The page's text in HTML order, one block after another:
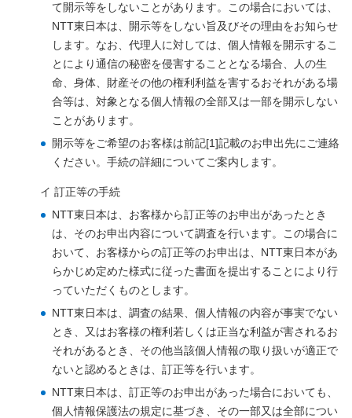
て開示等をしないことがあります。この場合においては、
NTT東日本は、開示等をしない旨及びその理由をお知らせ
します。なお、代理人に対しては、個人情報を開示するこ
とにより通信の秘密を侵害することとなる場合、人の生
命、身体、財産その他の権利利益を害するおそれがある場
合等は、対象となる個人情報の全部又は一部を開示しない
ことがあります。
開示等をご希望のお客様は前記[1]記載のお申出先にご連絡
ください。手続の詳細についてご案内します。
イ 訂正等の手続
NTT東日本は、お客様から訂正等のお申出があったとき
は、そのお申出内容について調査を行います。この場合に
おいて、お客様からの訂正等のお申出は、NTT東日本があ
らかじめ定めた様式に従った書面を提出することにより行
っていただくものとします。
NTT東日本は、調査の結果、個人情報の内容が事実でない
とき、又はお客様の権利若しくは正当な利益が害されるお
それがあるとき、その他当該個人情報の取り扱いが適正で
ないと認めるときは、訂正等を行います。
NTT東日本は、訂正等のお申出があった場合においても、
個人情報保護法の規定に基づき、その一部又は全部につい